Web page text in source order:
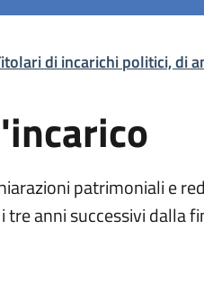
di incarichi politici, di
patrimoniali e
anni successivi dalla